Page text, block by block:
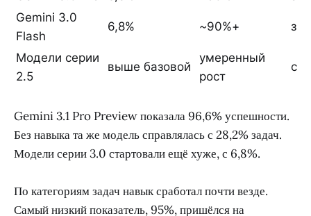
Gemini 3.0
Flash
6,8% ~90%+
Модели серии
2.5
выше базовой
умеренный
рост
Gemini 3.1 Pro Preview показала 96,6% успешности.
Без навыка та же модель справлялась с 28,2% задач.
Модели серии 3.0 стартовали ещё хуже, с 6,8%.
По категориям задач навык сработал почти везде.
Самый низкий показатель, 95%, пришёлся на